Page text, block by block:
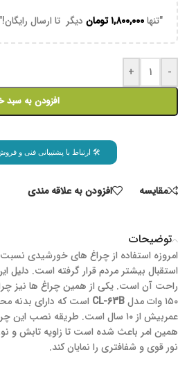
"تنها۱,۸۰۰,۰۰۰تومان دیگر تا ارسال رایگان!"
-
+
افزودن به سبد
🛠 ارتباط با پشتیبانی فنی و
مقايسه افزودن به علاقه مندی
توضیحات
امروزه استفاده از چراغ های خورشیدی
استقبال بیشتر مردم قرار گرفته است.
راحت آن است. یکی از همین چراغ ها نیز
۱۵۰ وات مدل
CL-63B
عمربیش از ۱۰ سال است. طریقه نصب
همین امر باعث شده است تا زاویه تابش و
نور قوی و شفافتری را نمایان کند.